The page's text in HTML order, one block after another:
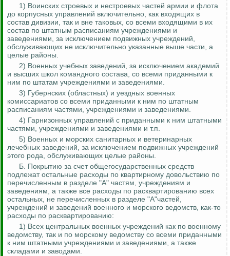
1) Воинских строевых и нестроевых частей армии и флота
до корпусных управлений включительно, как входящих в
состав дивизии, так и вне таковых, со всеми входящими в их
состав по штатным расписаниям учреждениями и
заведениями, за исключением подвижных учреждений,
обслуживающих не исключительно указанные выше части, а
целые районы.
2) Военных учебных заведений, за исключением академий
и высших школ командного состава, со всеми приданными к
ним по штатам учреждениями и заведениями.
3) Губернских (областных) и уездных военных
комиссариатов со всеми приданными к ним по штатным
расписаниям частями, учреждениями и заведениями.
4) Гарнизонных управлений с приданными к ним штатными
частями, учреждениями и заведениями и т.п.
5) Военных и морских санитарных и ветеринарных
лечебных заведений, за исключением подвижных учреждений
этого рода, обслуживающих целые районы.
Б. Покрытию за счет общегосударственных средств
подлежат остальные расходы по квартирному довольствию по
перечисленным в разделе "А" частям, учреждениям и
заведениям, а также все расходы по расквартированию всех
остальных, не перечисленных в разделе "А"частей,
учреждений и заведений военного и морского ведомств, как-то
расходы по расквартированию:
1) Всех центральных военных учреждений как по военному
ведомству, так и по морскому ведомству со всеми приданными
к ним штатными учреждениями и заведениями, а также
складами и заводами.